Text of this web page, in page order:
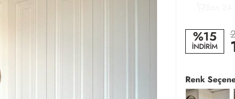
%15
İNDİRİM
Renk